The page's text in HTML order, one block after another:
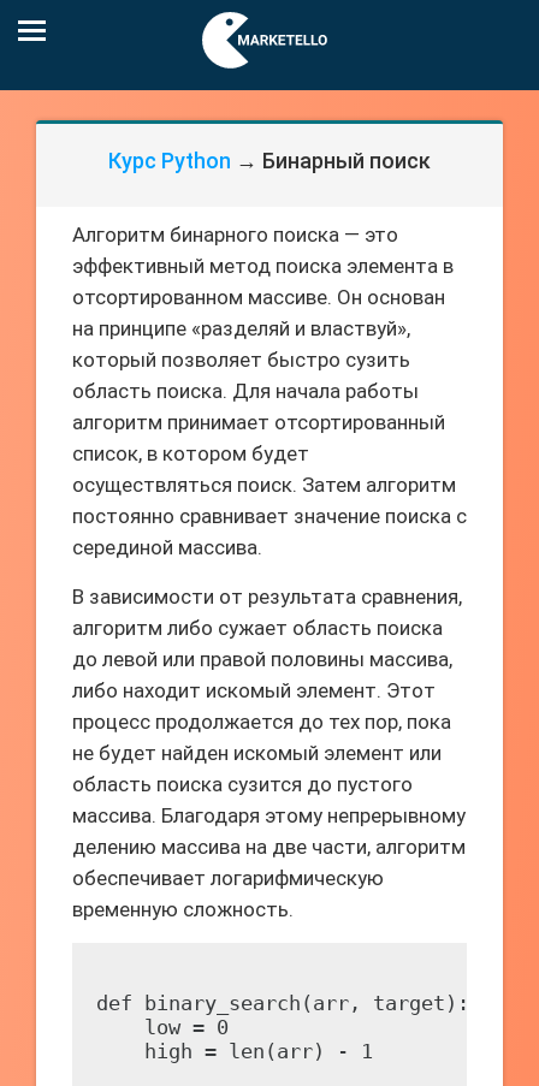
Курс Python → Бинарный поиск
Алгоритм бинарного поиска — это
эффективный метод поиска элемента в
отсортированном массиве. Он основан
на принципе «разделяй и властвуй»,
который позволяет быстро сузить
область поиска. Для начала работы
алгоритм принимает отсортированный
список, в котором будет
осуществляться поиск. Затем алгоритм
постоянно сравнивает значение поиска с
серединой массива.
В зависимости от результата сравнения,
алгоритм либо сужает область поиска
до левой или правой половины массива,
либо находит искомый элемент. Этот
процесс продолжается до тех пор, пока
не будет найден искомый элемент или
область поиска сузится до пустого
массива. Благодаря этому непрерывному
делению массива на две части, алгоритм
обеспечивает логарифмическую
временную сложность.
def binary_search(arr, target):
    low = 0
    high = len(arr) - 1